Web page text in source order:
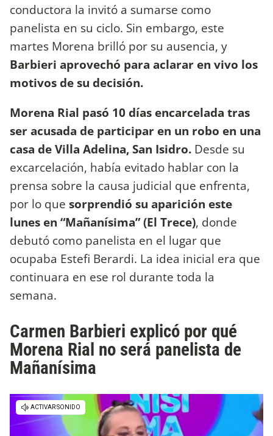
conductora la invitó a sumarse como
panelista en su ciclo. Sin embargo, este
martes Morena brilló por su ausencia, y
Barbieri aprovechó para aclarar en vivo los
motivos de su decisión.
Morena Rial pasó 10 días encarcelada tras
ser acusada de participar en un robo en una
casa de Villa Adelina, San Isidro. Desde su
excarcelación, había evitado hablar con la
prensa sobre la causa judicial que enfrenta,
por lo que sorprendió su aparición este
lunes en “Mañanísima” (El Trece), donde
debutó como panelista en el lugar que
ocupaba Estefi Berardi. La idea inicial era que
continuara en ese rol durante toda la
semana.
Carmen Barbieri explicó por qué
Morena Rial no será panelista de
Mañanísima